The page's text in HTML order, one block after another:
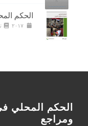
الحكم
الحكم المحلي
ومراجع